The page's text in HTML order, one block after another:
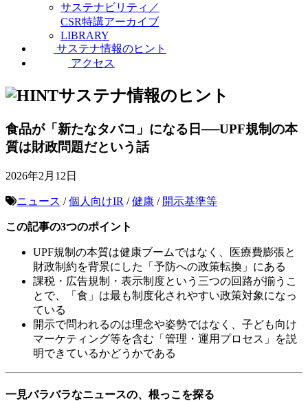
サステナビリティ／
CSR特講アーカイブ
LIBRARY
サステナ情報のヒント
アクセス
サステナ情報のヒント
食品が「新たなタバコ」になる日──UPF規制の本
質は財政問題だという話
2026年2月12日
ニュース /個人向けIR /健康 / 開示基準等
この記事の3つのポイント
UPF規制の本質は健康ブームではなく、医療費膨張と
財政制約を背景にした「予防への政策転換」にある
課税・広告規制・表示制度という三つの回路が揃うこ
とで、「食」は最も制度化されやすい政策対象になっ
ている
開示で問われるのは理念や姿勢ではなく、子ども向け
マーケティング等を含む「管理・運用プロセス」を説
明できているかどうかである
一見バラバラなニュースの、根っこを探る